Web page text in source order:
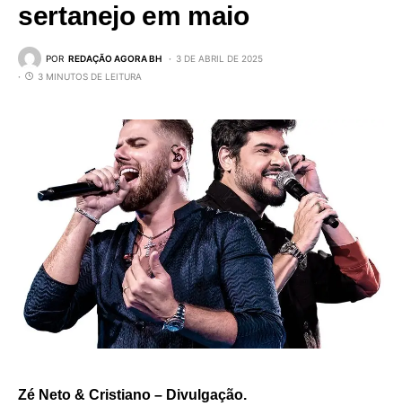
sertanejo em maio
POR REDAÇÃO AGORA BH
3 DE ABRIL DE 2025
3 MINUTOS DE LEITURA
Zé Neto & Cristiano – Divulgação.